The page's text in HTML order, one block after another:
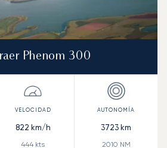
Phenom 300
822 km/h
444 kts
3723 km
2010 NM